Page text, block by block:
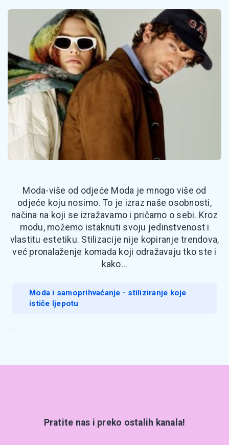
Moda-više od odjeće Moda je mnogo više od
odjeće koju nosimo. To je izraz naše osobnosti,
načina na koji se izražavamo i pričamo o sebi. Kroz
modu, možemo istaknuti svoju jedinstvenost i
vlastitu estetiku. Stilizacije nije kopiranje trendova,
već pronalaženje komada koji odražavaju tko ste i
kako...
Moda i samoprihvaćanje - stiliziranje koje
ističe ljepotu
Pratite nas i preko ostalih kanala!